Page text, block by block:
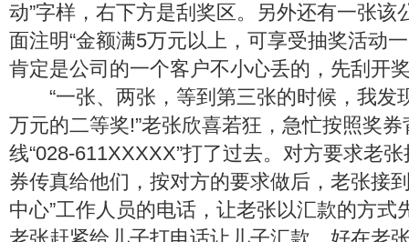
动”字样，右下方是刮奖区。另外还有一张该
面注明“金额满5万元以上，可享受抽奖活动
肯定是公司的一个客户不小心丢的，先刮开
“一张、两张，等到第三张的时候，我发
万元的二等奖!”老张欣喜若狂，急忙按照奖
线“028-611XXXXX”打了过去。对方要求老
券传真给他们，按对方的要求做后，老张接
中心”工作人员的电话，让老张以汇款的方式